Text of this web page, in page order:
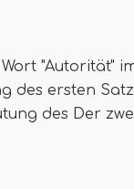
"Autorität"
des ersten
des Der